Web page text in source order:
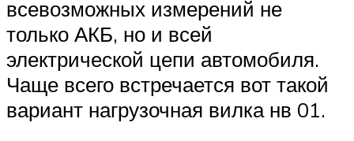
всевозможных измерений не
только АКБ, но и всей
электрической цепи автомобиля.
Чаще всего встречается вот такой
вариант нагрузочная вилка нв 01.